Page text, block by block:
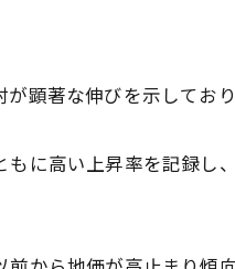
顕著な伸びを示してお
もに高い上昇率を記録